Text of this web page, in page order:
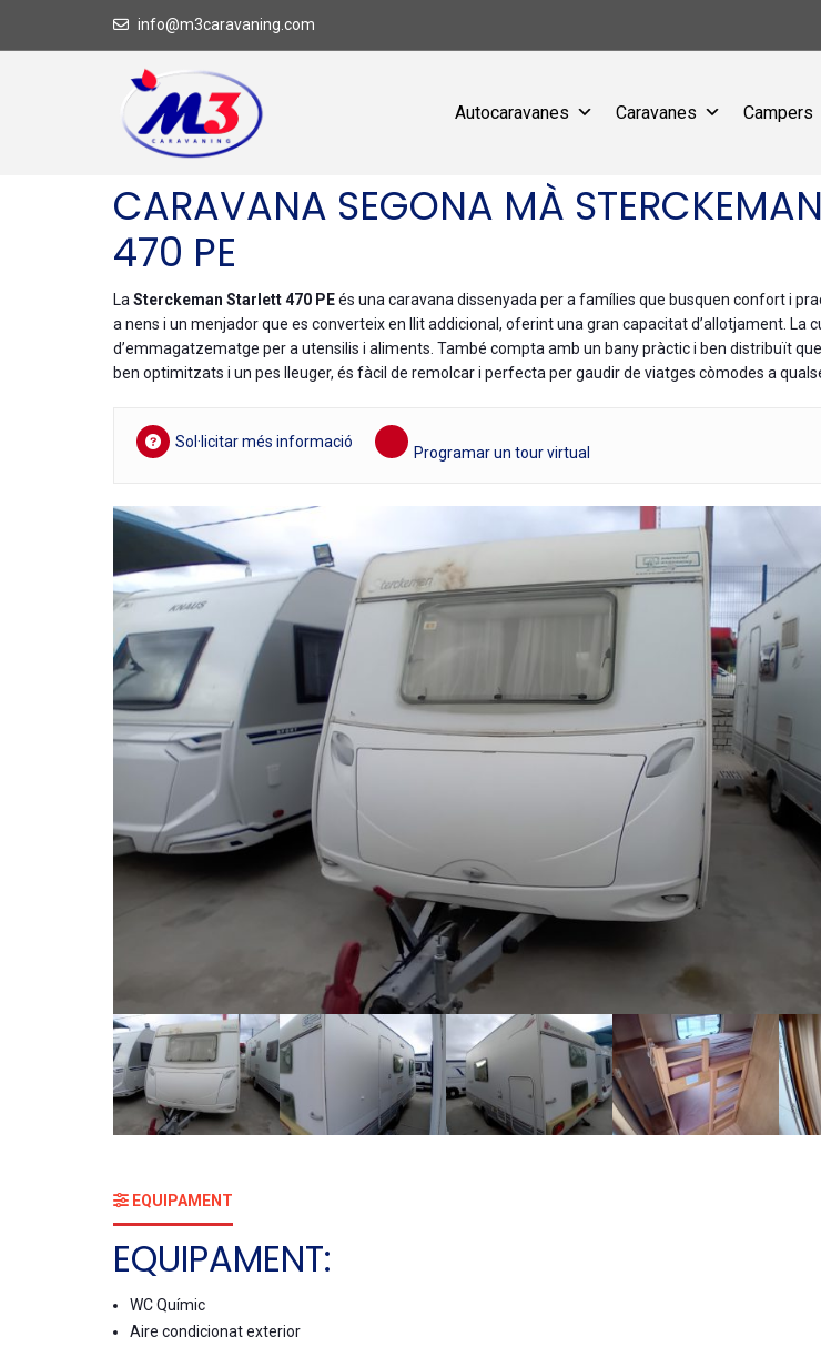
info@m3caravaning.com
Autocaravanes Caravanes Campers
CARAVANA SEGONA MÀ
470 PE
La Sterckeman Starlett 470 PEés una caravana dissenyada per a famílies que busquen confort i
a nens i un menjador que es converteix en llit addicional, oferint una gran capacitat d’allotjament.
d’emmagatzematge per a utensilis i aliments. També compta amb un bany pràctic i ben distribuït
ben optimitzats i un pes lleuger, és fàcil de remolcar i perfecta per gaudir de viatges còmodes a
Sol·licitar més informació
Programar un tour virtual
EQUIPAMENT
EQUIPAMENT:
WC Químic
Aire condicionat exterior